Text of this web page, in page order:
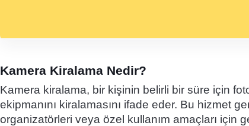
Kamera Kiralama Nedir?
Kamera kiralama, bir kişinin belirli bir süre için
ekipmanını kiralamasını ifade eder. Bu hizmet
organizatörleri veya özel kullanım amaçları için